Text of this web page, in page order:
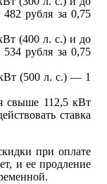
рубля за 0,75
(400 л. с.) и до
рубля за 0,75
(500 л. с.) — 1
свыше 112,5 кВт
ставка
при оплате
и ее продление